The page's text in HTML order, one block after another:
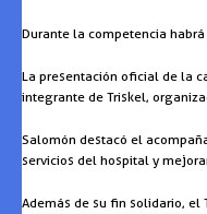
Durante la competencia
La presentación oficial de la
integrante de Triskel,
Salomón destacó el
servicios del hospital y
Además de su fin solidario,